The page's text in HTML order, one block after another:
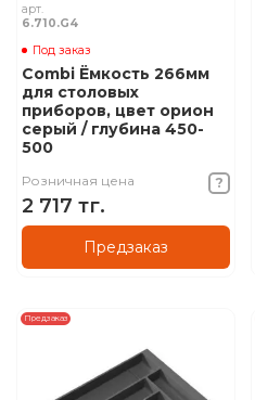
арт.
6.710.G4
Под заказ
Combi Ёмкость 266мм
для столовых
приборов, цвет орион
серый / глубина 450-
500
Розничная цена
2 717 тг.
Предзаказ
Предзаказ